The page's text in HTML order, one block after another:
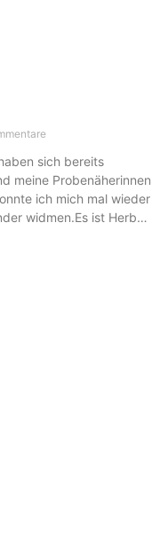
sich bereits
meine Probenäherinnen
ich mich mal wieder
widmen.Es ist Herbst,